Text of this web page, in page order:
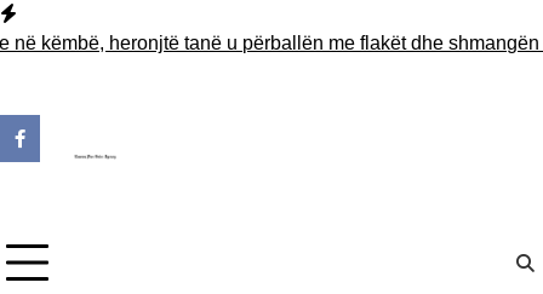
Skip
to
heronjtë tanë u përballën me flakët dhe shmangën një